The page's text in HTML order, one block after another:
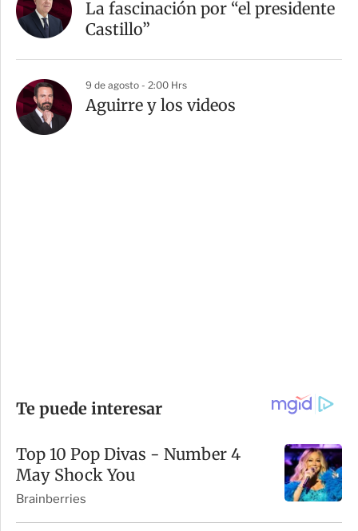
La fascinación por “el presidente
Castillo”
9 de agosto - 2:00 Hrs
Aguirre y los videos